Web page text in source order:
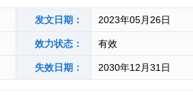
发文日期： 2023年05月26日
效力状态： 有效
失效日期： 2030年12月31日